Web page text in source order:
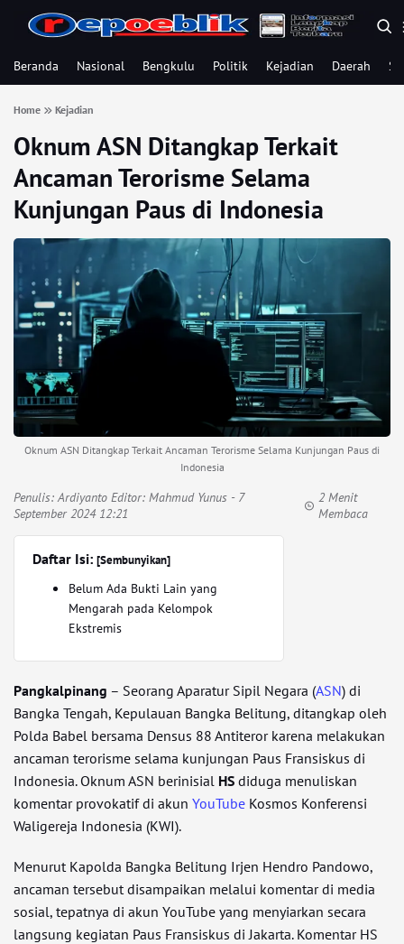
Beranda Nasional Bengkulu Politik Kejadian Daerah
Home Kejadian
Oknum ASN Ditangkap Terkait
Ancaman Terorisme Selama
Kunjungan Paus di Indonesia
Oknum ASN Ditangkap Terkait Ancaman Terorisme Selama Kunjungan Paus di
Indonesia
Penulis:Ardiyanto Editor: Mahmud Yunus - 7
September 2024 12:21
2 Menit
Membaca
Daftar Isi: [Sembunyikan]
Belum Ada Bukti Lain yang
Mengarah pada Kelompok
Ekstremis
Pangkalpinang – Seorang Aparatur Sipil Negara (ASN) di
Bangka Tengah, Kepulauan Bangka Belitung, ditangkap oleh
Polda Babel bersama Densus 88 Antiteror karena melakukan
ancaman terorisme selama kunjungan Paus Fransiskus di
Indonesia. Oknum ASN berinisial HS diduga menuliskan
komentar provokatif di akun YouTube Kosmos Konferensi
Waligereja Indonesia (KWI).
Menurut Kapolda Bangka Belitung Irjen Hendro Pandowo,
ancaman tersebut disampaikan melalui komentar di media
sosial, tepatnya di akun YouTube yang menyiarkan secara
langsung kegiatan Paus Fransiskus di Jakarta. Komentar HS